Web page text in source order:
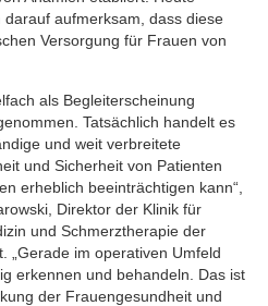
aufmerksam, dass diese
Versorgung für Frauen von
als Begleiterscheinung
Tatsächlich handelt es
und weit verbreitete
und Sicherheit von Patienten
erheblich beeinträchtigen kann“,
Direktor der Klinik für
und Schmerztherapie der
„Gerade im operativen Umfeld
erkennen und behandeln. Das ist
der Frauengesundheit und